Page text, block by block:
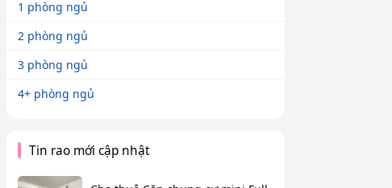
1 phòng ngủ
2 phòng ngủ
3 phòng ngủ
4+ phòng ngủ
Tin rao mới cập nhật